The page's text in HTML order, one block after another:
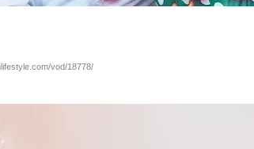
vod/18778/